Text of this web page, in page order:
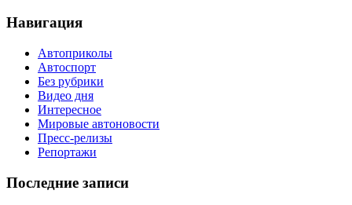
Навигация
Автоприколы
Автоспорт
Без рубрики
Видео дня
Интересное
Мировые автоновости
Пресс-релизы
Репортажи
Последние записи